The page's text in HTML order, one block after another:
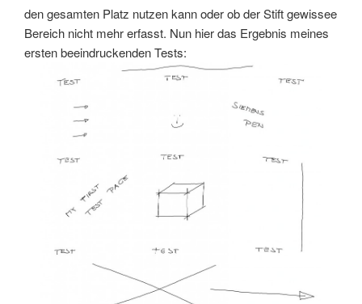
den gesamten Platz nutzen kann oder ob der Stift gewissee
Bereich nicht mehr erfasst. Nun hier das Ergebnis meines
ersten beeindruckenden Tests: